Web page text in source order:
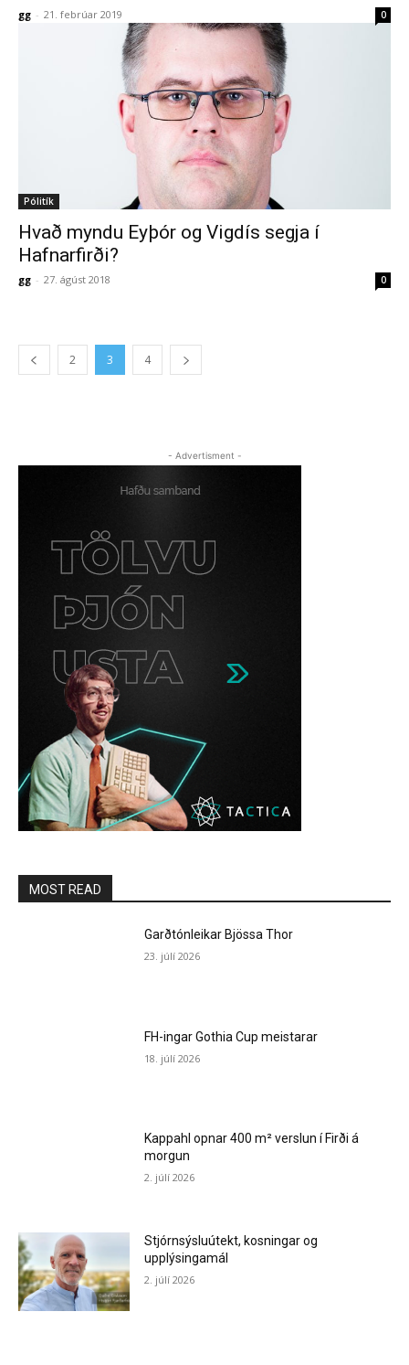
gg - 21. febrúar 2019 0
Pólitík
Hvað myndu Eyþór og Vigdís segja í
Hafnarfirði?
gg - 27. ágúst 2018 0
2 3 4
- Advertisment -
MOST READ
Garðtónleikar Bjössa Thor
23. júlí 2026
FH-ingar Gothia Cup meistarar
18. júlí 2026
Kappahl opnar 400 m² verslun í Firði á
morgun
2. júlí 2026
Stjórnsýsluútekt, kosningar og
upplýsingamál
2. júlí 2026